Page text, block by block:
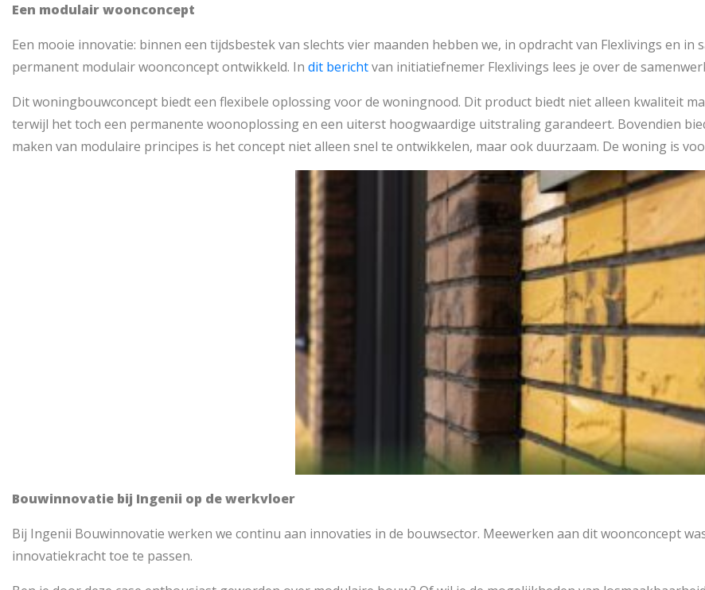
Een modulair woonconcept
Een mooie innovatie: binnen een tijdsbestek van slechts vier maanden hebben we, in opdracht van Flexlivings en
permanent modulair woonconcept ontwikkeld. In dit berichtvan initiatiefnemer Flexlivings lees je over de
Dit woningbouwconcept biedt een flexibele oplossing voor de woningnood. Dit product biedt niet alleen kwaliteit
terwijl het toch een permanente woonoplossing en een uiterst hoogwaardige uitstraling garandeert. Bovendien
maken van modulaire principes is het concept niet alleen snel te ontwikkelen, maar ook duurzaam. De woning is
Bouwinnovatie bij Ingenii op de werkvloer
Bij Ingenii Bouwinnovatie werken we continu aan innovaties in de bouwsector. Meewerken aan dit woonconcept
innovatiekracht toe te passen.